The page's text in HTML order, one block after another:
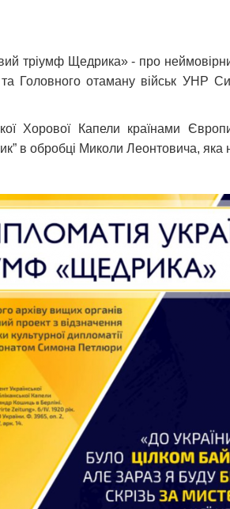
тріумф Щедрика» - про
та Головного отаману військ
Хорової Капели країнами
в обробці Миколи Леонтовича, яка